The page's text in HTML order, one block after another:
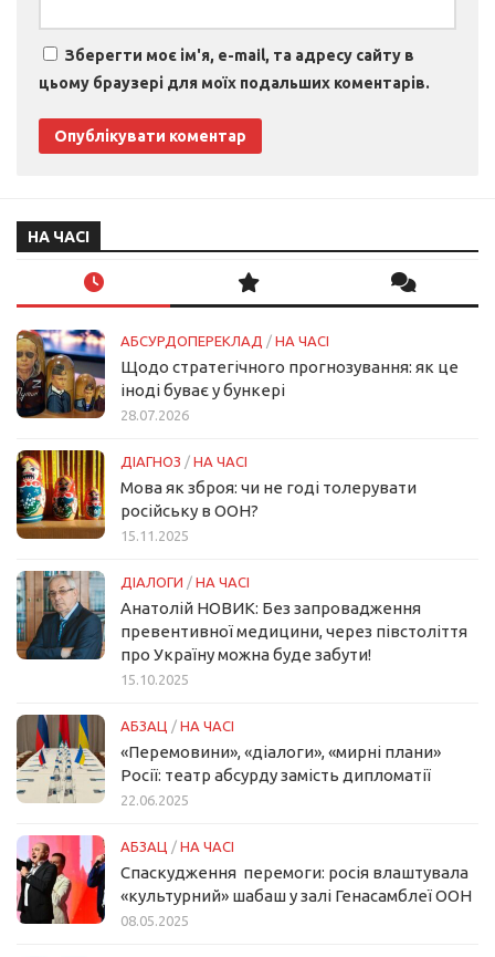
Зберегти моє ім'я, e-mail, та адресу сайту в
цьому браузері для моїх подальших коментарів.
НА ЧАСІ
АБСУРДОПЕРЕКЛАД / НА ЧАСІ
Щодо стратегічного прогнозування: як це
іноді буває у бункері
28.07.2026
ДІАГНОЗ / НА ЧАСІ
Мова як зброя: чи не годі толерувати
російську в ООН?
15.11.2025
ДІАЛОГИ / НА ЧАСІ
Анатолій НОВИК: Без запровадження
превентивної медицини, через півстоліття
про Україну можна буде забути!
15.10.2025
АБЗАЦ / НА ЧАСІ
«Перемовини», «діалоги», «мирні плани»
Росії: театр абсурду замість дипломатії
22.06.2025
АБЗАЦ / НА ЧАСІ
Спаскудження перемоги: росія влаштувала
«культурний» шабаш у залі Генасамблеї ООН
08.05.2025